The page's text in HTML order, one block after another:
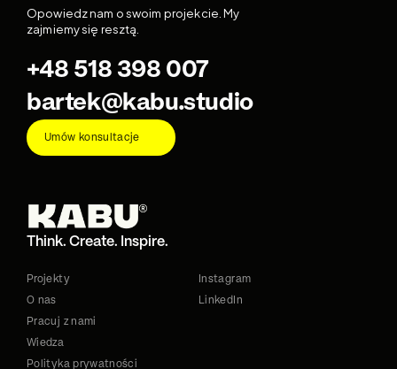
Opowiedz nam o swoim projekcie. My
zajmiemy się resztą.
+48 518 398 007
bartek@kabu.studio
Umów konsultacje
Projekty
O nas
Pracuj z nami
Wiedza
Polityka prywatności
Instagram
LinkedIn
Think. Create. Inspire.